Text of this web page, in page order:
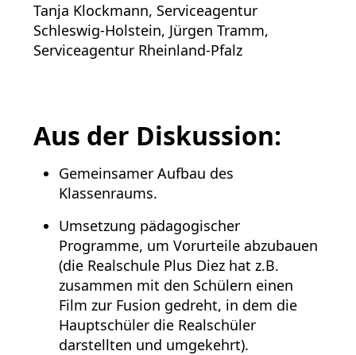
Tanja Klockmann, Serviceagentur
Schleswig-Holstein, Jürgen Tramm,
Serviceagentur Rheinland-Pfalz
Aus der Diskussion:
Gemeinsamer Aufbau des
Klassenraums.
Umsetzung pädagogischer
Programme, um Vorurteile abzubauen
(die Realschule Plus Diez hat z.B.
zusammen mit den Schülern einen
Film zur Fusion gedreht, in dem die
Hauptschüler die Realschüler
darstellten und umgekehrt).